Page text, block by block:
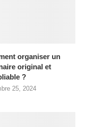
organiser un
original et
?
25, 2024